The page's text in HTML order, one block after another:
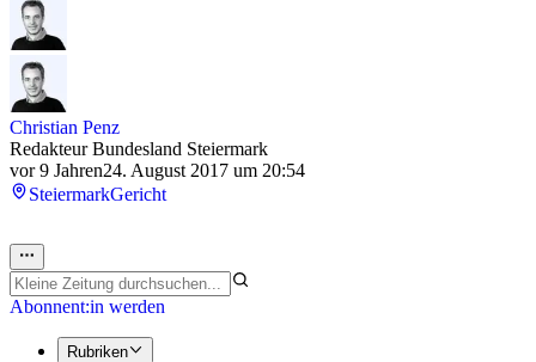
Christian Penz
Redakteur Bundesland Steiermark
vor 9 Jahren24. August 2017 um 20:54
SteiermarkGericht
Abonnent:in werden
Rubriken